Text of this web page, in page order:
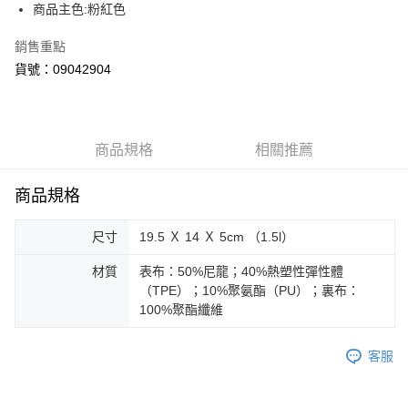
街口支付
悠遊付
Google Pay
每筆NT$100，滿NT$1,800(含以上)免運費
付款後7-11取貨
每筆NT$100，滿NT$1,800(含以上)免運費
商品主色:粉紅色
銷售重點
貨號：09042904
商品規格 相關推薦
商品規格
尺寸 19.5 Ｘ 14 Ｘ 5cm （1.5l）
材質
表布：50%尼龍；40%熱塑性彈性體
（TPE）；10%聚氨酯（PU）；裏布：
100%聚酯纖維
客服